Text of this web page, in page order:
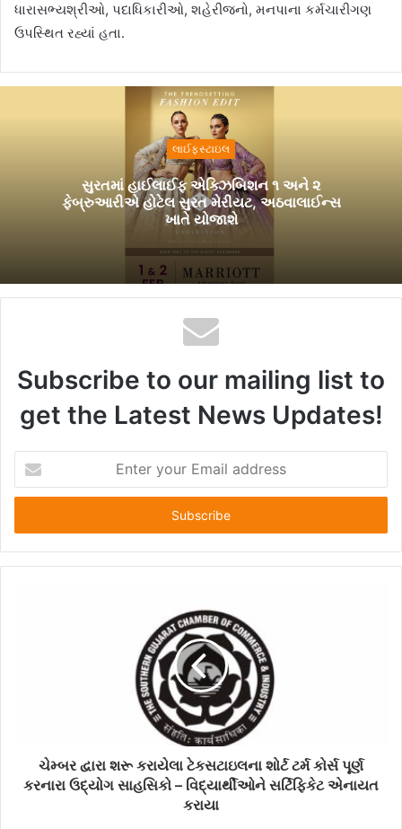
ધારાસભ્યશ્રીઓ, પદાધિકારીઓ, શહેરીજનો, મનપાના કર્મચારીગણ
ઉપસ્થિત રહ્યાં હતા.
લાઈફસ્ટાઇલ
સુરતમાં હાઈલાઈફ એક્ઝિબિશન ૧ અને ૨
ફેબ્રુઆરીએ હોટેલ સુરત મેરીયટ, અઠવાલાઈન્સ
ખાતે યોજાશે
Subscribe to our mailing list to
get the Latest News Updates!
t
r
y
ચેમ્બર દ્વારા શરૂ કરાયેલા ટેકસટાઇલના શોર્ટ ટર્મ કોર્સ પૂર્ણ
કરનારા ઉદ્યોગ સાહસિકો – વિદ્યાર્થીઓને સર્ટિફિકેટ એનાયત
કરાયા